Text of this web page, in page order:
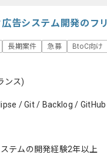
告システム開発のフ
長期案件 急募
BtoC向け
ンス)
/ Git / Backlog /
テムの開発経験2年以上